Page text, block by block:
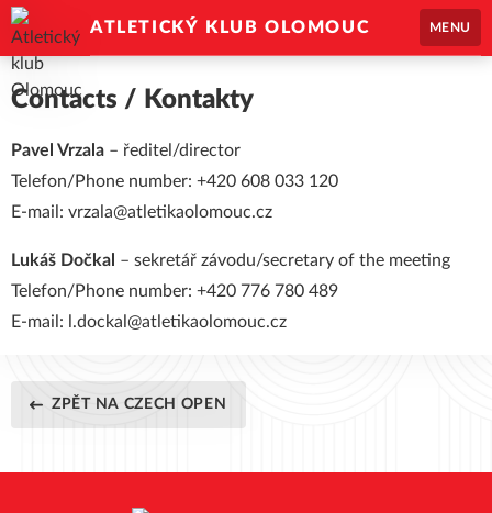
ATLETICKÝ KLUB OLOMOUC MENU
Contacts / Kontakty
Pavel Vrzala – ředitel/director
Telefon/Phone number: +420 608 033 120
E-mail: vrzala@atletikaolomouc.cz
Lukáš Dočkal – sekretář závodu/secretary of the meeting
Telefon/Phone number: +420 776 780 489
E-mail:
l.dockal@atletikaolomouc.cz
ZPĚT NA CZECH OPEN